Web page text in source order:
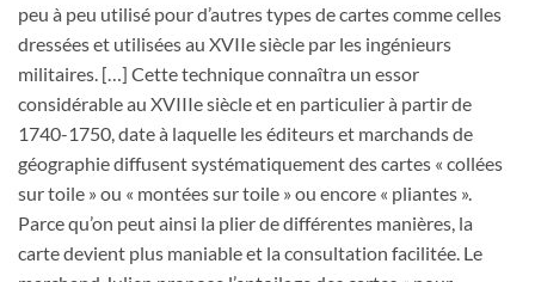
peu à peu utilisé pour d’autres types de cartes comme celles
dressées et utilisées au XVIIe siècle par les ingénieurs
militaires. […] Cette technique connaîtra un essor
considérable au XVIIIe siècle et en particulier à partir de
1740-1750, date à laquelle les éditeurs et marchands de
géographie diffusent systématiquement des cartes « collées
sur toile » ou « montées sur toile » ou encore « pliantes ».
Parce qu’on peut ainsi la plier de différentes manières, la
carte devient plus maniable et la consultation facilitée. Le